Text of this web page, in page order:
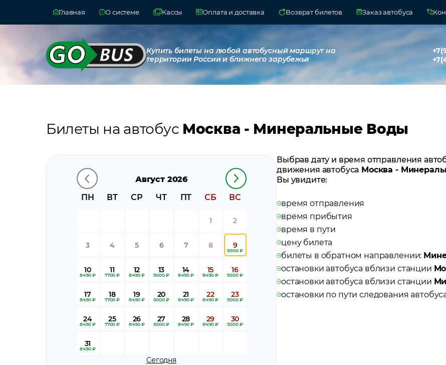
Главная О системе Кассы Оплата и доставка Возврат билетов Заказ автобуса
Купить билеты на любой автобусный маршрут на
территории России и ближнего зарубежья
Билеты на автобус Москва - Минеральные Воды
Август 2026
ПН
ВТ СР ЧТ ПТ СБ ВС
1 2
3 4 5 6 7 8 9
5000 ₽
10
8490 ₽
11
7700 ₽
12
8490 ₽
13
5000 ₽
14
8490 ₽
15
8490 ₽
16
5000 ₽
17
8490 ₽
18
7700 ₽
19
8490 ₽
20
5000 ₽
21
8490 ₽
22
8490 ₽
23
5000 ₽
24
8490 ₽
25
7700 ₽
26
8490 ₽
27
5000 ₽
28
8490 ₽
29
8490 ₽
30
5000 ₽
31
8490 ₽
Сегодня
Выбрав дату и время отправления
движения автобуса Москва -
Вы увидите:
время отправления
время прибытия
время в пути
цену билета
билеты в обратном направлении:
остановки автобуса вблизи станции
остановки автобуса вблизи станции
остановки по пути следования